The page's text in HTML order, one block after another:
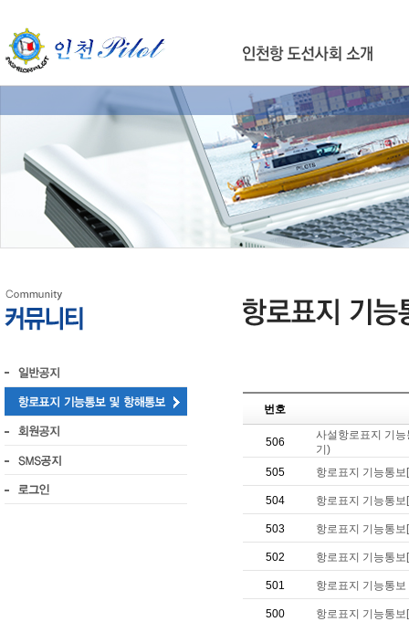
번호
506
사설항로표지 기
기)
505
항로표지 기능통
504 항로표지 기능통
503 항로표지 기능통
502 항로표지 기능통
501 항로표지 기능통
500 항로표지 기능통